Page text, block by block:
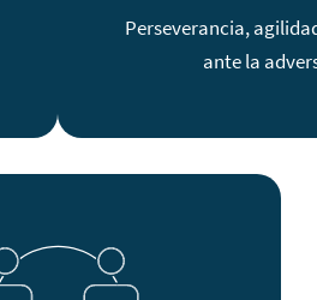
Perseverancia,
ante la